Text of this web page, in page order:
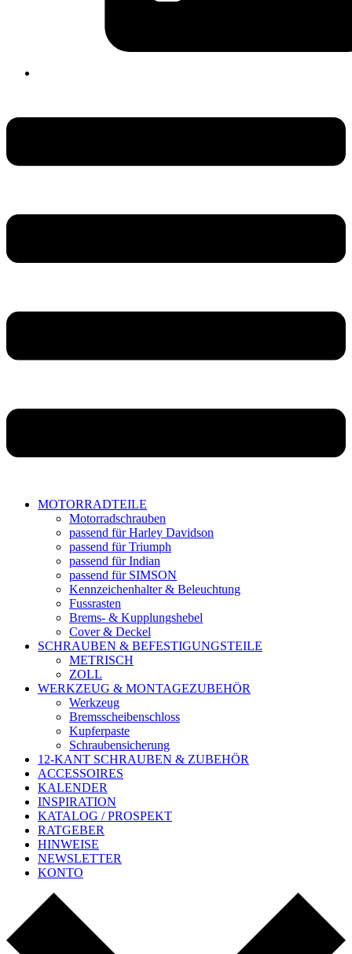
MOTORRADTEILE
Motorradschrauben
passend für Harley Davidson
passend für Triumph
passend für Indian
passend für SIMSON
Kennzeichenhalter & Beleuchtung
Fussrasten
Brems- & Kupplungshebel
Cover & Deckel
SCHRAUBEN & BEFESTIGUNGSTEILE
METRISCH
ZOLL
WERKZEUG & MONTAGEZUBEHÖR
Werkzeug
Bremsscheibenschloss
Kupferpaste
Schraubensicherung
12-KANT SCHRAUBEN & ZUBEHÖR
ACCESSOIRES
KALENDER
INSPIRATION
KATALOG / PROSPEKT
RATGEBER
HINWEISE
NEWSLETTER
KONTO